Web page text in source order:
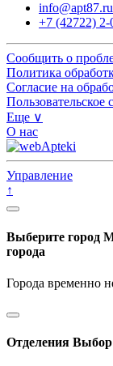
info@apt87.ru
+7 (42722) 2-
Сообщить о
Политика
Согласие на
Пользовательское
Еще ∨
О нас
Управление
↑
Выберите город
города
Города временно
Отделения Выбор